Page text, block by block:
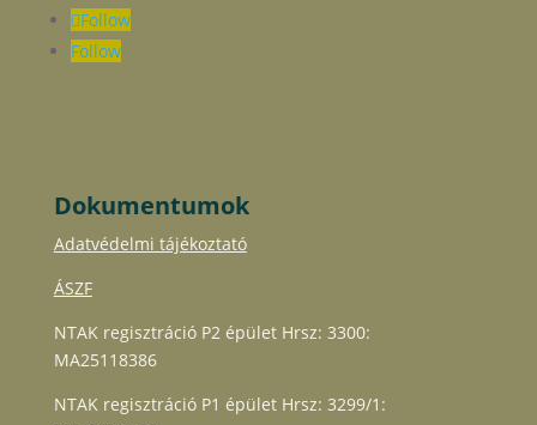
Follow
Follow
Dokumentumok
Adatvédelmi tájékoztató
ÁSZF
NTAK regisztráció P2 épület Hrsz: 3300:
MA25118386
NTAK regisztráció P1 épület Hrsz: 3299/1: